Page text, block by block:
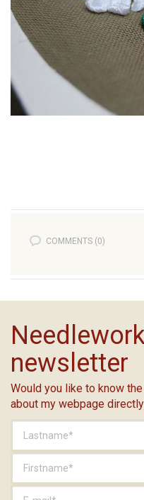
COMMENTS (0)
newsletter
Would you like to know
about my webpage